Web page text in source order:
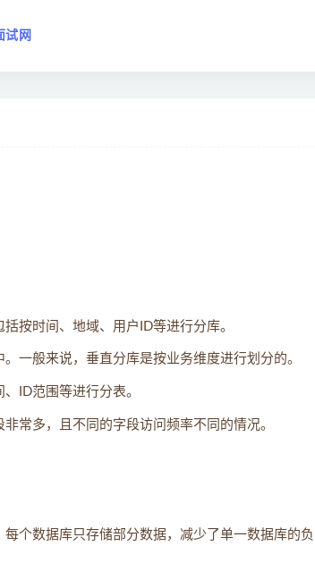
试网
按时间、地域、用户ID等进行分库。
一般来说，垂直分库是按业务维度进行划分的。
ID范围等进行分表。
常多，且不同的字段访问频率不同的情况。
个数据库只存储部分数据，减少了单一数据库的负